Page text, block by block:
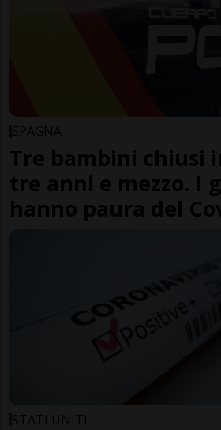
SPAGNA
Tre bambini chiusi
tre anni e mezzo. I
hanno paura del
STATI UNITI